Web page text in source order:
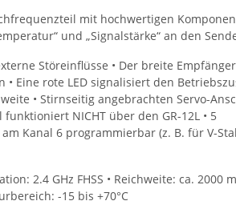
mit hochwertigen
und „Signalstärke“ an den
Störeinflüsse • Der breite
Eine rote LED signalisiert den
• Stirnseitig angebrachten Servo-
NICHT über den GR-12L • 5
Kanal 6 programmierbar (z. B. für V-
2.4 GHz FHSS • Reichweite: ca. 2000
-15 bis +70°C